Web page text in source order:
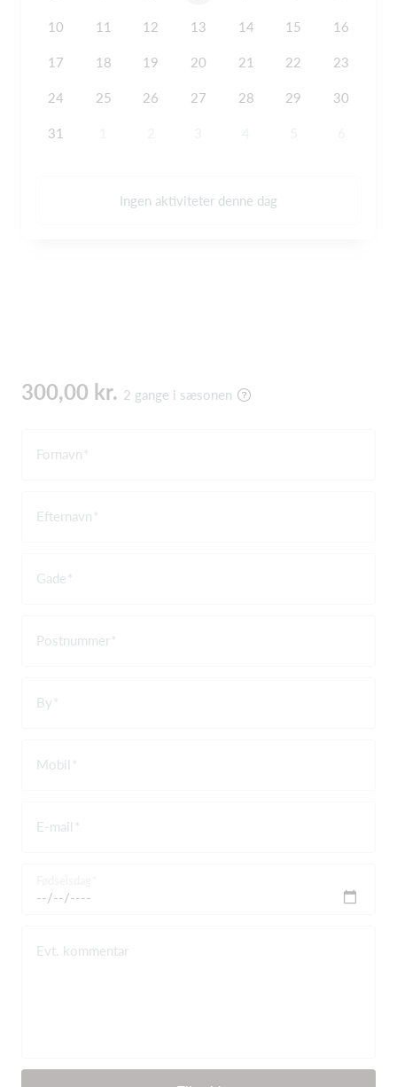
10 11 12 13 14 15 16
17 18 19 20 21 22 23
24 25 26 27 28 29 30
31
Ingen aktiviteter denne dag
300,00 kr. 2 gange i sæsonen
Fornavn
Efternavn
Gade
Postnummer
By
Mobil
E-mail
Evt. kommentar